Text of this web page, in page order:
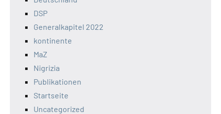
DSP
Generalkapitel 2022
kontinente
MaZ
Nigrizia
Publikationen
Startseite
Uncategorized